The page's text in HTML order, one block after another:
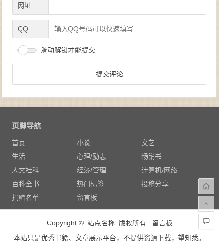
网址
QQ
滑动解锁才能提交
页脚导航
首页 小说
文艺
生活
心理/励志
畅销书
人文社科
经济/管理
计算机/网络
百科全书
热门标签
投稿分享
捐赠名单
留言板
Copyright © 站点名称 版权所有. 留言板
本站只是优秀书籍、文章展示平台，不提供资源下载，望知悉。